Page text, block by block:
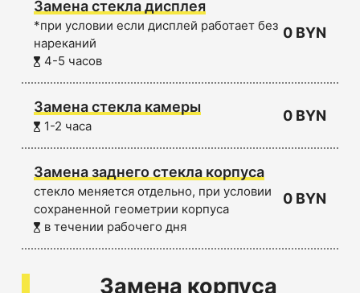
Замена стекла дисплея
*при условии если дисплей работает без
нареканий
4-5 часов
0 BYN
Замена стекла камеры
1-2 часа
0 BYN
Замена заднего стекла корпуса
стекло меняется отдельно, при условии
сохраненной геометрии корпуса
в течении рабочего дня
0 BYN
Замена корпуса